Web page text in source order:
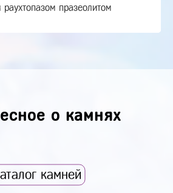
празеолитом
о камнях
камней